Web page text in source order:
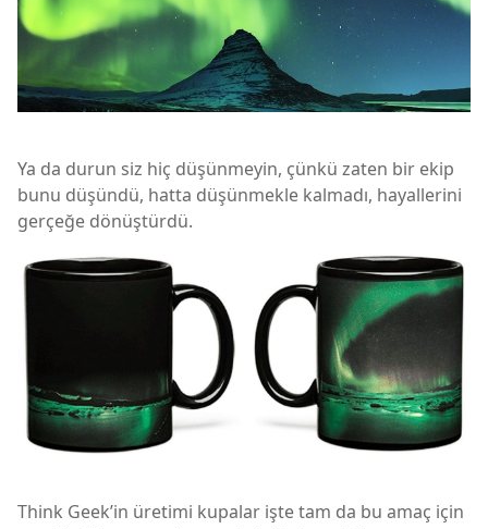
Ya da durun siz hiç düşünmeyin, çünkü zaten bir ekip
bunu düşündü, hatta düşünmekle kalmadı, hayallerini
gerçeğe dönüştürdü.
Think Geek’in üretimi kupalar işte tam da bu amaç için